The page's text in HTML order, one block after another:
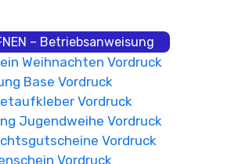
– Betriebsanweisung
Weihnachten Vordruck
Base Vordruck
Vordruck
Jugendweihe Vordruck
Vordruck
Vordruck